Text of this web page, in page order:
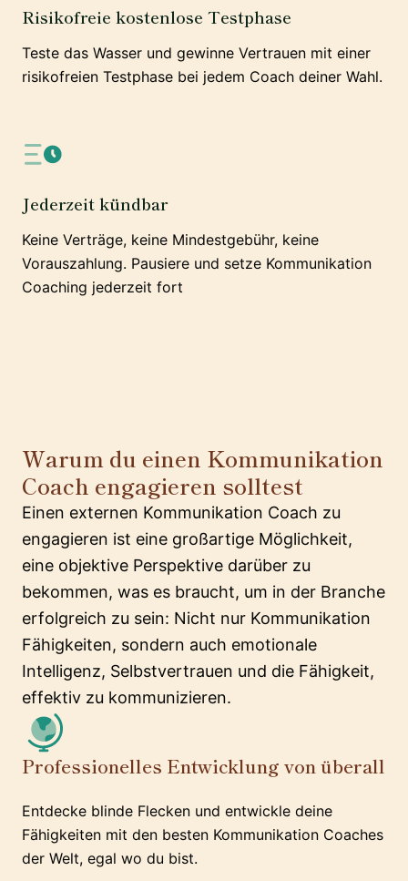
Risikofreie kostenlose Testphase
Teste das Wasser und gewinne Vertrauen mit einer
risikofreien Testphase bei jedem Coach deiner Wahl.
Jederzeit kündbar
Keine Verträge, keine Mindestgebühr, keine
Vorauszahlung. Pausiere und setze Kommunikation
Coaching jederzeit fort
Warum du einen Kommunikation
Coach engagieren solltest
Einen externen Kommunikation Coach zu
engagieren ist eine großartige Möglichkeit,
eine objektive Perspektive darüber zu
bekommen, was es braucht, um in der Branche
erfolgreich zu sein: Nicht nur Kommunikation
Fähigkeiten, sondern auch emotionale
Intelligenz, Selbstvertrauen und die Fähigkeit,
effektiv zu kommunizieren.
Professionelles Entwicklung von überall
Entdecke blinde Flecken und entwickle deine
Fähigkeiten mit den besten Kommunikation Coaches
der Welt, egal wo du bist.